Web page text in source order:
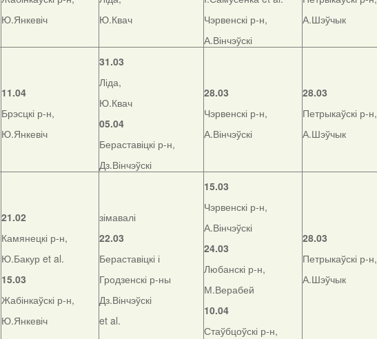
Ю.Янкевіч
Ю.Квач
Чэрвенскі р-н,
А.Вінчэўскі
А.Шэўчык
11.04
Брэсцкі р-н,
Ю.Янкевіч
31.03
Ліда,
Ю.Квач
05.04
Бераставіцкі р-н,
Дз.Вінчэўскі
28.03
Чэрвенскі р-н,
А.Вінчэўскі
28.03
Петрыкаўскі р-н,
А.Шэўчык
21.02
Камянецкі р-н,
Ю.Бакур et al.
15.03
Жабінкаўскі р-н,
Ю.Янкевіч
зімавалі
22.03
Бераставіцкі і
Гродзенскі р-ны
Дз.Вінчэўскі
et al.
15.03
Чэрвенскі р-н,
А.Вінчэўскі
24.03
Любанскі р-н,
М.Верабей
10.04
Стаўбцоўскі р-н,
28.03
Петрыкаўскі р-н,
А.Шэўчык